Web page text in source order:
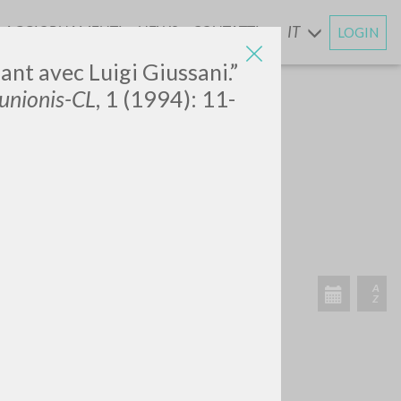
avec Luigi Giussani.”
CL, 1 (1994): 11-
AGGIORNAMENTIENEWS CONTATTI IT LOGIN